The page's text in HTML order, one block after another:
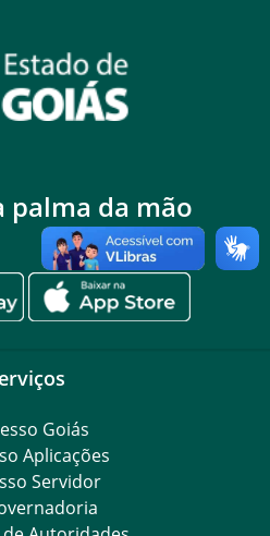
palma da mão
Goiás
Aplicações
Servidor